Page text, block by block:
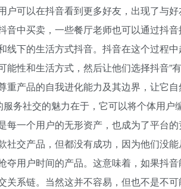
户可以在抖音看到更多好友，出现了与
音中买卖，一些餐厅老师也可以通过抖
线下的生活方式抖音。抖音在这个过程
能性和生活方式，然后让他们选择抖音”
重产品的自我进化能力及其边界，让它
服务社交的魅力在于，它可以将个体用
每一个用户的无形资产，也成为了平台
社交产品，但都没有成功，因为他们没
夺用户时间的产品。这意味着，如果抖
关系链。当然这并不容易，但也不是不